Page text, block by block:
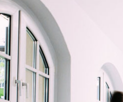
730730
Bereitschaftsdienst